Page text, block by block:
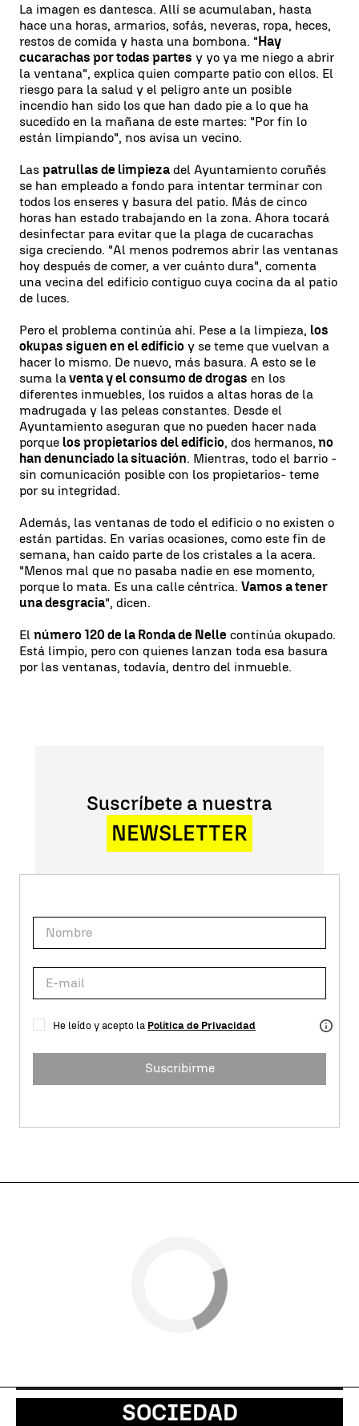
La imagen es dantesca. Allí se acumulaban, hasta
hace una horas, armarios, sofás, neveras, ropa, heces,
restos de comida y hasta una bombona. "Hay
cucarachas por todas partes y yo ya me niego a abrir
la ventana", explica quien comparte patio con ellos. El
riesgo para la salud y el peligro ante un posible
incendio han sido los que han dado pie a lo que ha
sucedido en la mañana de este martes: "Por fin lo
están limpiando", nos avisa un vecino.
Las patrullas de limpieza del Ayuntamiento coruñés
se han empleado a fondo para intentar terminar con
todos los enseres y basura del patio. Más de cinco
horas han estado trabajando en la zona. Ahora tocará
desinfectar para evitar que la plaga de cucarachas
siga creciendo. "Al menos podremos abrir las ventanas
hoy después de comer, a ver cuánto dura", comenta
una vecina del edificio contiguo cuya cocina da al patio
de luces.
Pero el problema continúa ahí. Pese a la limpieza, los
okupas siguen en el edificio y se teme que vuelvan a
hacer lo mismo. De nuevo, más basura. A esto se le
suma la venta y el consumo de drogas en los
diferentes inmuebles, los ruidos a altas horas de la
madrugada y las peleas constantes. Desde el
Ayuntamiento aseguran que no pueden hacer nada
porque los propietarios del edificio, dos hermanos, no
han denunciado la situación. Mientras, todo el barrio -
sin comunicación posible con los propietarios- teme
por su integridad.
Además, las ventanas de todo el edificio o no existen o
están partidas. En varias ocasiones, como este fin de
semana, han caído parte de los cristales a la acera.
"Menos mal que no pasaba nadie en ese momento,
porque lo mata. Es una calle céntrica. Vamos a tener
una desgracia", dicen.
El número 120 de la Ronda de Nelle continúa okupado.
Está limpio, pero con quienes lanzan toda esa basura
por las ventanas, todavía, dentro del inmueble.
Suscríbete a nuestra
NEWSLETTER
He leído y acepto la Política de Privacidad
Suscribirme
SOCIEDAD